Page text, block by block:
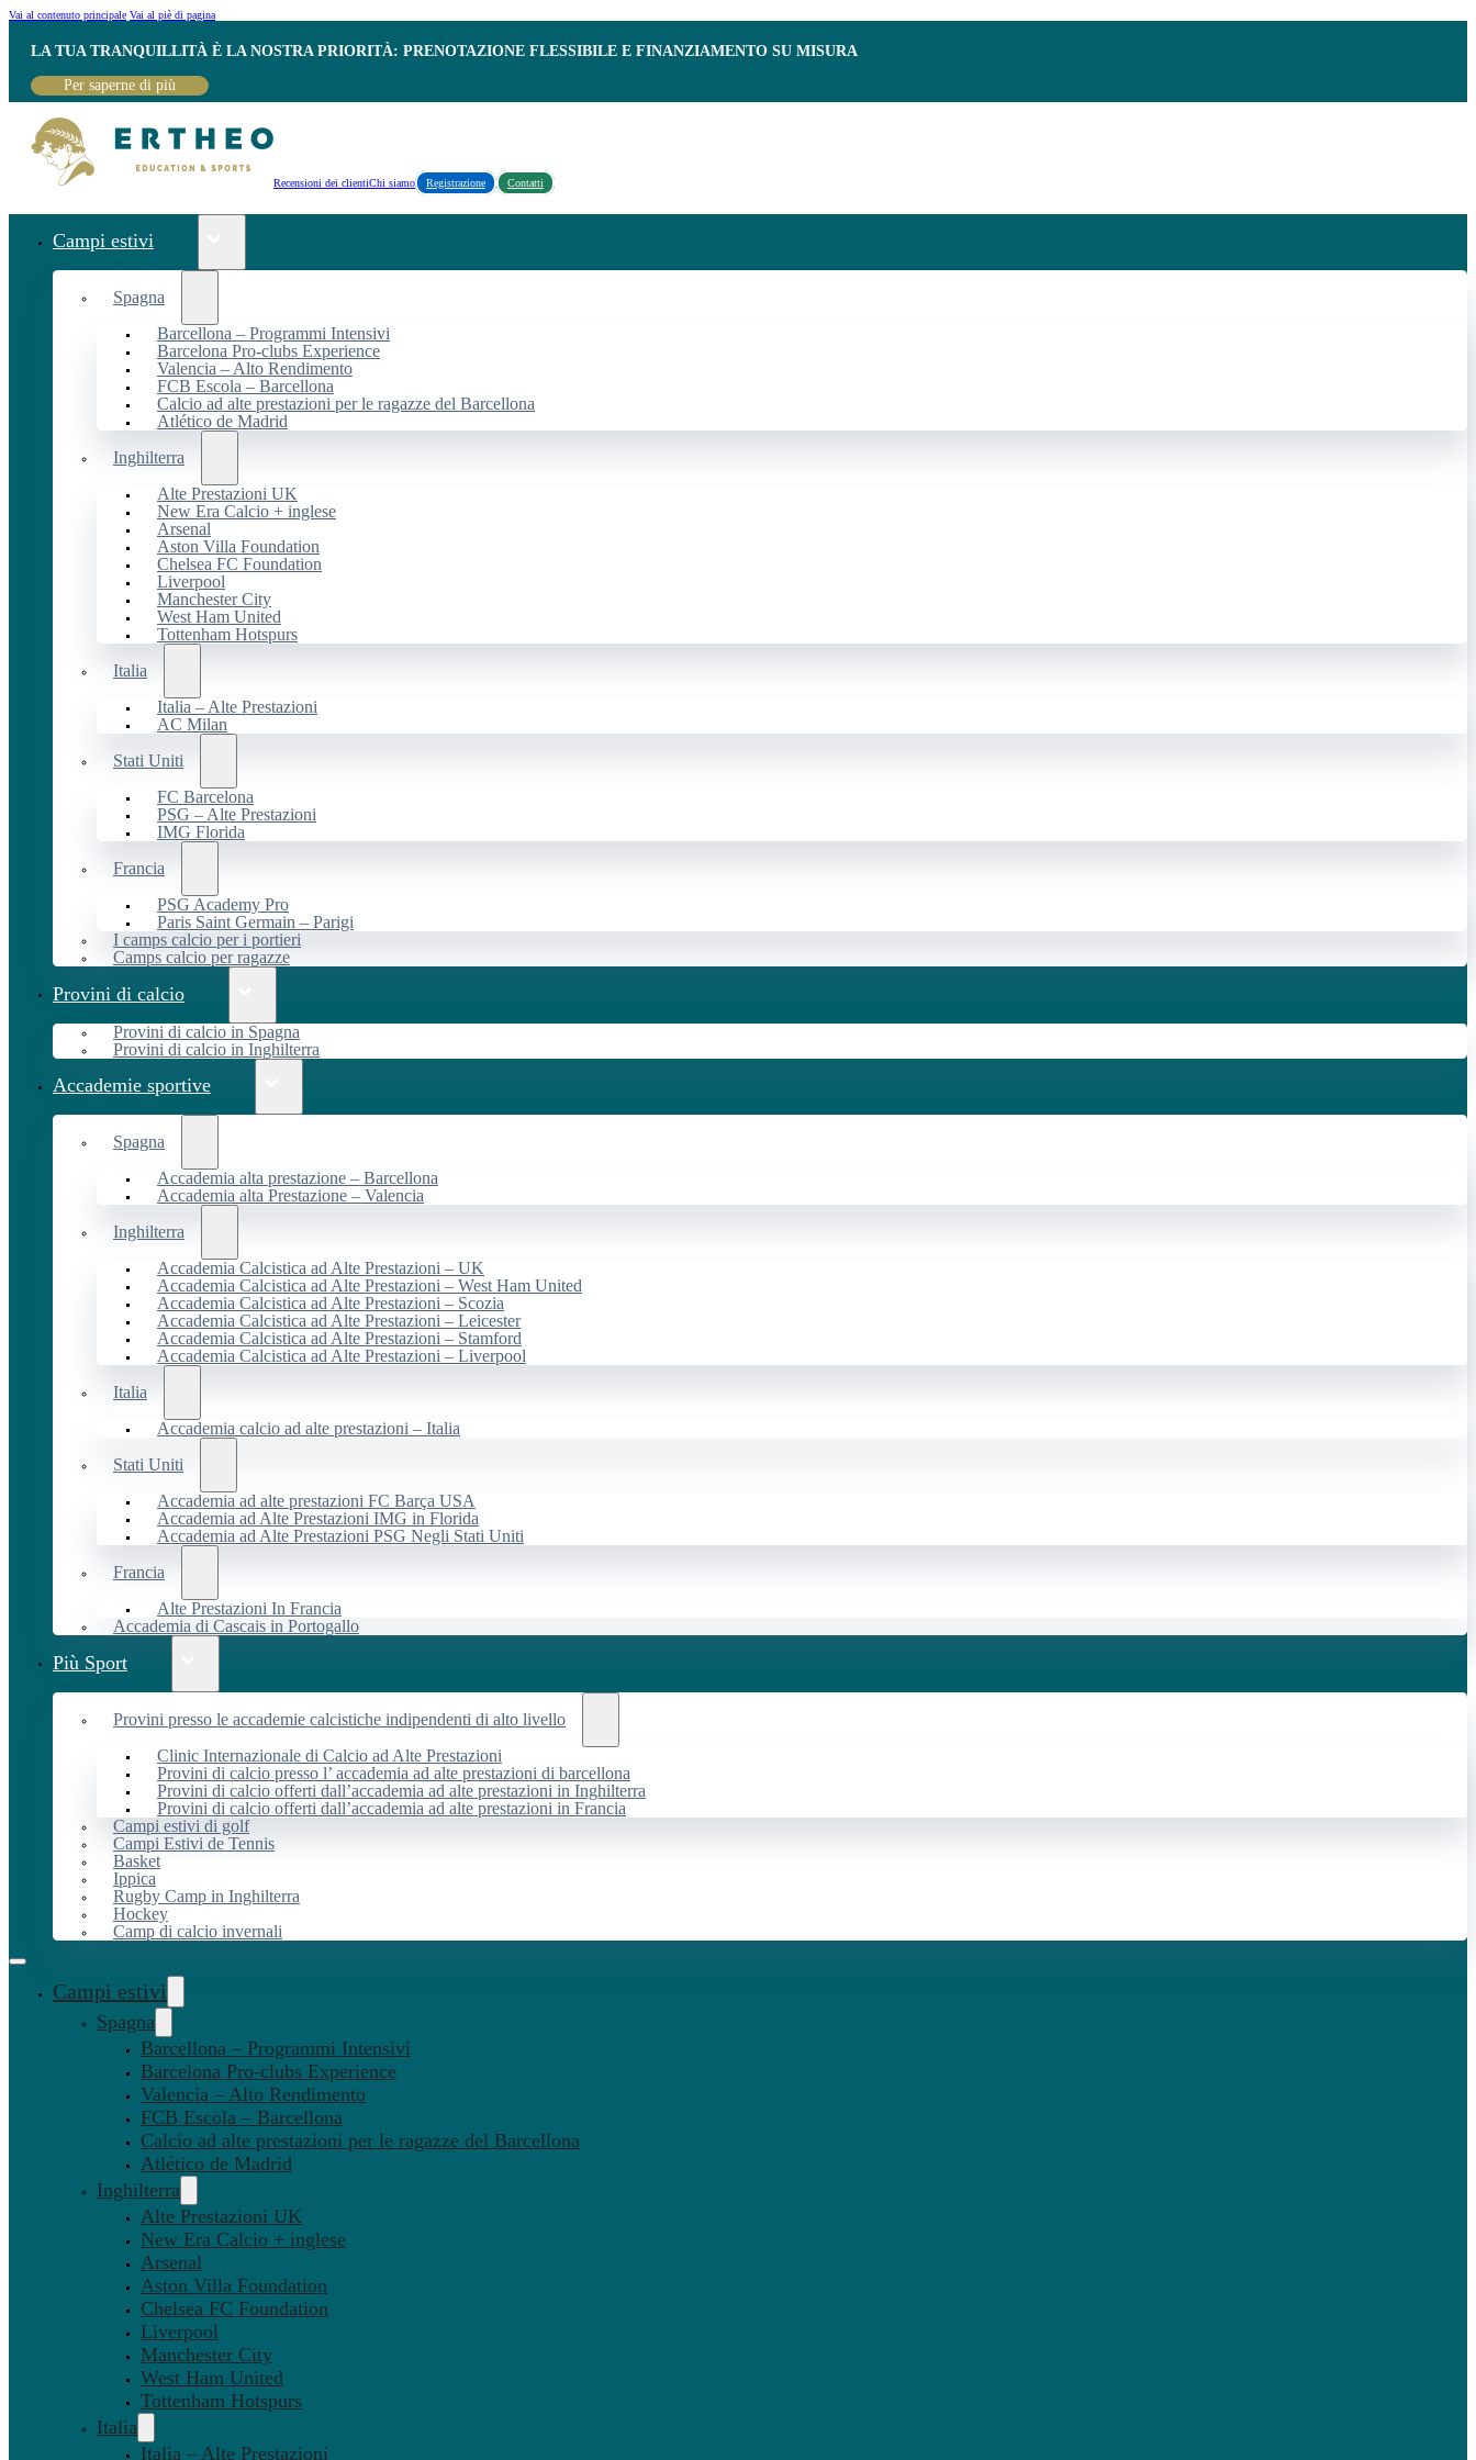
Vai al contenuto principale Vai al piè di pagina
LA TUA TRANQUILLITÀ È LA NOSTRA PRIORITÀ: PRENOTAZIONE FLESSIBILE E FINANZIAMENTO SU MISURA
Per saperne di più
Recensioni dei clientiChi siamo Registrazione Contatti
Campi estivi
Spagna
Barcellona – Programmi Intensivi
Barcelona Pro-clubs Experience
Valencia – Alto Rendimento
FCB Escola – Barcellona
Calcio ad alte prestazioni per le ragazze del Barcellona
Atlético de Madrid
Inghilterra
Alte Prestazioni UK
New Era Calcio + inglese
Arsenal
Aston Villa Foundation
Chelsea FC Foundation
Liverpool
Manchester City
West Ham United
Tottenham Hotspurs
Italia
Italia – Alte Prestazioni
AC Milan
Stati Uniti
FC Barcelona
PSG – Alte Prestazioni
IMG Florida
Francia
PSG Academy Pro
Paris Saint Germain – Parigi
I camps calcio per i portieri
Camps calcio per ragazze
Provini di calcio
Provini di calcio in Spagna
Provini di calcio in Inghilterra
Accademie sportive
Spagna
Accademia alta prestazione – Barcellona
Accademia alta Prestazione – Valencia
Inghilterra
Accademia Calcistica ad Alte Prestazioni – UK
Accademia Calcistica ad Alte Prestazioni – West Ham United
Accademia Calcistica ad Alte Prestazioni – Scozia
Accademia Calcistica ad Alte Prestazioni – Leicester
Accademia Calcistica ad Alte Prestazioni – Stamford
Accademia Calcistica ad Alte Prestazioni – Liverpool
Italia
Accademia calcio ad alte prestazioni – Italia
Stati Uniti
Accademia ad alte prestazioni FC Barça USA
Accademia ad Alte Prestazioni IMG in Florida
Accademia ad Alte Prestazioni PSG Negli Stati Uniti
Francia
Alte Prestazioni In Francia
Accademia di Cascais in Portogallo
Più Sport
Provini presso le accademie calcistiche indipendenti di alto livello
Clinic Internazionale di Calcio ad Alte Prestazioni
Provini di calcio presso l’ accademia ad alte prestazioni di barcellona
Provini di calcio offerti dall’accademia ad alte prestazioni in Inghilterra
Provini di calcio offerti dall’accademia ad alte prestazioni in Francia
Campi estivi di golf
Campi Estivi de Tennis
Basket
Ippica
Rugby Camp in Inghilterra
Hockey
Camp di calcio invernali
Campi estivi
Spagna
Barcellona – Programmi Intensivi
Barcelona Pro-clubs Experience
Valencia – Alto Rendimento
FCB Escola – Barcellona
Calcio ad alte prestazioni per le ragazze del Barcellona
Atlético de Madrid
Inghilterra
Alte Prestazioni UK
New Era Calcio + inglese
Arsenal
Aston Villa Foundation
Chelsea FC Foundation
Liverpool
Manchester City
West Ham United
Tottenham Hotspurs
Italia
Italia – Alte Prestazioni